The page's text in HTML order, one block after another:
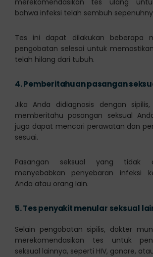
bahwa infeksi telah sembuh
Tes ini dapat dilakukan beberapa
pengobatan selesai untuk
telah hilang dari tubuh.
4.Pemberitahuan pasangan
Jika Anda didiagnosis dengan
memberitahu pasangan seksual
juga dapat mencari perawatan dan
sesuai.
Pasangan seksual yang tidak
menyebabkan penyebaran infeksi
Anda atau orang lain.
5.Tes penyakit menular seksual
Selain pengobatan sipilis, dokter
merekomendasikan tes untuk
seksual lainnya, seperti HIV, gonore,